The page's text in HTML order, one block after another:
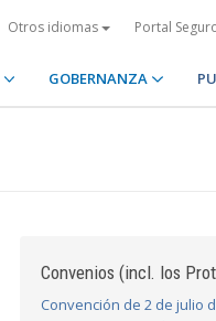
Otros idiomas Portal
GOBERNANZA
Convenios (incl. los
Convención de 2 de julio